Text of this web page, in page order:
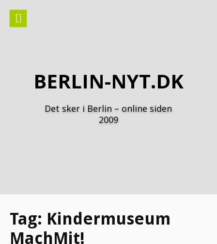
indhold
BERLIN-NYT.DK
Det sker i Berlin – online siden
2009
Tag: Kindermuseum
MachMit!